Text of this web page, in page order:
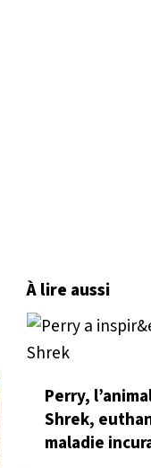
À lire aussi
Perry,
Shrek,
maladie